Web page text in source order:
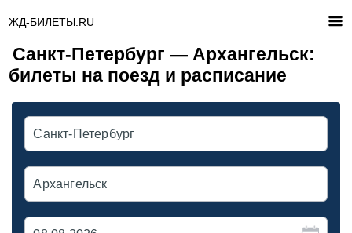
ЖД-БИЛЕТЫ.RU
Санкт-Петербург — Архангельск:
билеты на поезд и расписание